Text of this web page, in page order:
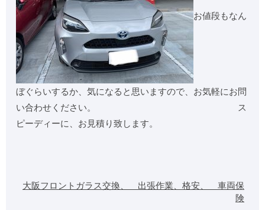
お値段もなん
ぼぐらいするか、気になると思いますので、お気軽にお問
い合わせください。 ス
ピーディーに、お見積り致します。
大阪フロントガラス交換、 出張作業、格安、 車両保
険